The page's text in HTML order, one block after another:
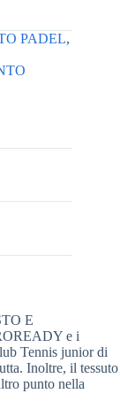
PADEL,
E
e i
Tennis junior di
Inoltre, il tessuto
punto nella